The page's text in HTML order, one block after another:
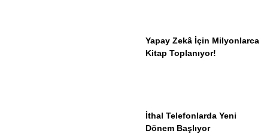
Yapay Zekâ İçin Milyonlarca
Kitap Toplanıyor!
İthal Telefonlarda Yeni
Dönem Başlıyor